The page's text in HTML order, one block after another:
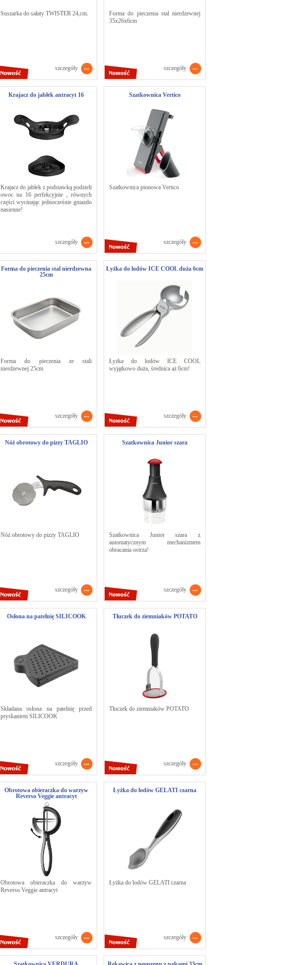
Suszarka do sałaty TWISTER 24,cm.
szczegóły
Forma do pieczenia stal nierdzewnej
35x26x6cm
szczegóły
Krajacz do jabłek antracyt 16
Krajacz do jabłek z podstawką podzieli
owoc na 16 perfekcyjnie , równych
części wycinając jednocześnie gniazdo
nasienne!
szczegóły
Szatkownica Vertico
Szatkownica pionowa Vertico
szczegóły
Forma do pieczenia stal nierdzewna
25cm
Forma do pieczenia ze stali
nierdzewnej 25cm
szczegóły
Łyżka do lodów ICE COOL duża 6cm
Łyżka do lodów ICE COOL
wyjątkowo duża, średnica aż 6cm!
szczegóły
Nóż obrotowy do pizzy TAGLIO
Nóż obrotowy do pizzy TAGLIO
szczegóły
Szatkownica Junior szara
Szatkownica Junior szara z
automatycznym mechanizmem
obracania ostrza!
szczegóły
Osłona na patelnię SILICOOK
Składana osłona na patelnię przed
pryskaniem SILICOOK
szczegóły
Tłuczek do ziemniaków POTATO
Tłuczek do ziemniaków POTATO
szczegóły
Obrotowa obieraczka do warzyw
Reverso Veggie antracyt
Obrotowa obieraczka do warzyw
Reverso Veggie antracyt
szczegóły
Łyżka do lodów GELATI czarna
Łyżka do lodów GELATI czarna
szczegóły